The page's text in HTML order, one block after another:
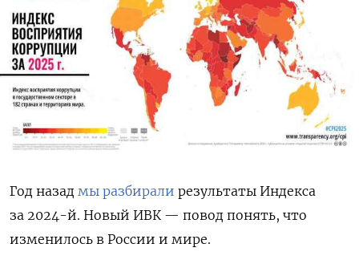
Год назад мы разбирали результаты Индекса
за 2024-й. Новый ИВК — повод понять, что
изменилось в России и мире.